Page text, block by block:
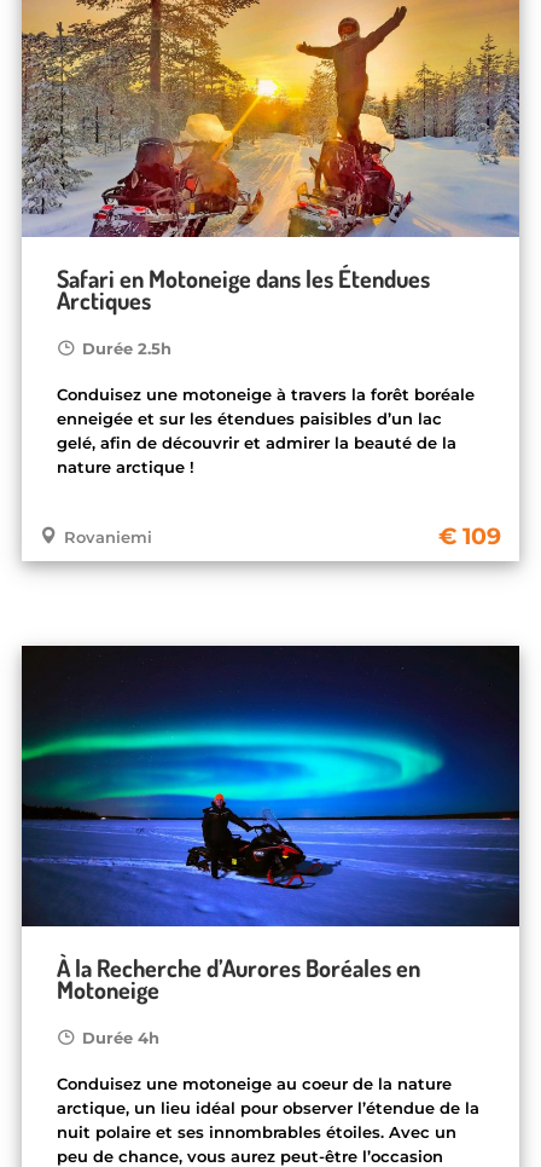
Safari en Motoneige dans les Étendues
Arctiques
Durée 2.5h
Conduisez une motoneige à travers la forêt boréale
enneigée et sur les étendues paisibles d’un lac
gelé, afin de découvrir et admirer la beauté de la
nature arctique !
Rovaniemi 109
À la Recherche d’Aurores Boréales en
Motoneige
Durée 4h
Conduisez une motoneige au coeur de la nature
arctique, un lieu idéal pour observer l’étendue de la
nuit polaire et ses innombrables étoiles. Avec un
peu de chance, vous aurez peut-être l’occasion